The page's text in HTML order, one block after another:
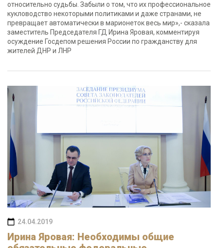
относительно судьбы. Забыли о том, что их профессиональное
кукловодство некоторыми политиками и даже странами, не
превращает автоматически в марионеток весь мир»,- сказала
заместитель Председателя ГД Ирина Яровая, комментируя
осуждение Госдепом решения России по гражданству для
жителей ДНР и ЛНР
24.04.2019
Ирина Яровая: Необходимы общие